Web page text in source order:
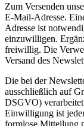
Zum Versenden
E-Mail-Adresse.
Adresse ist
einzuwilligen.
freiwillig. Die
Versand des
Die bei der
ausschließlich auf
DSGVO)
Einwilligung ist
formlose Mitteilung